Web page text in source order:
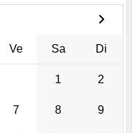
Ve Sa Di
1 2
7 8 9